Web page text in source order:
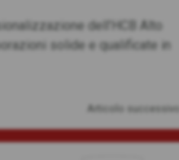
dell’HCB Alto
solide e qualificate in
Articolo